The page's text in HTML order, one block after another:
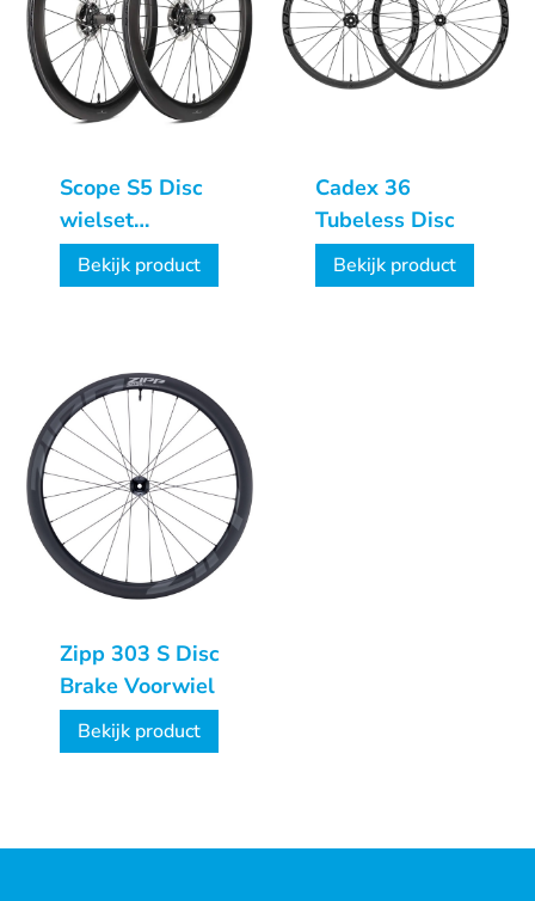
Scope S5 Disc
wielset
Shimano
Bekijk product
Cadex 36
Tubeless Disc
Bekijk product
Zipp 303 S Disc
Brake Voorwiel
Bekijk product